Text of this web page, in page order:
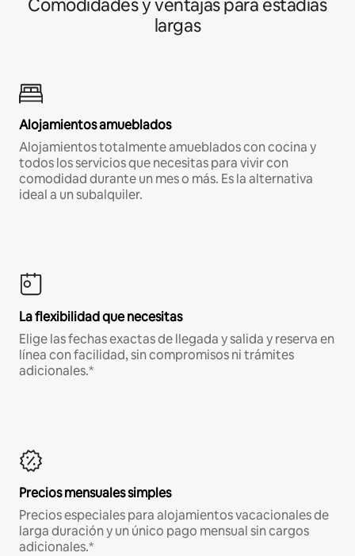
Comodidades y ventajas para estadías
largas
Alojamientos amueblados
Alojamientos totalmente amueblados con cocina y
todos los servicios que necesitas para vivir con
comodidad durante un mes o más. Es la alternativa
ideal a un subalquiler.
La flexibilidad que necesitas
Elige las fechas exactas de llegada y salida y reserva en
línea con facilidad, sin compromisos ni trámites
adicionales.*
Precios mensuales simples
Precios especiales para alojamientos vacacionales de
larga duración y un único pago mensual sin cargos
adicionales.*